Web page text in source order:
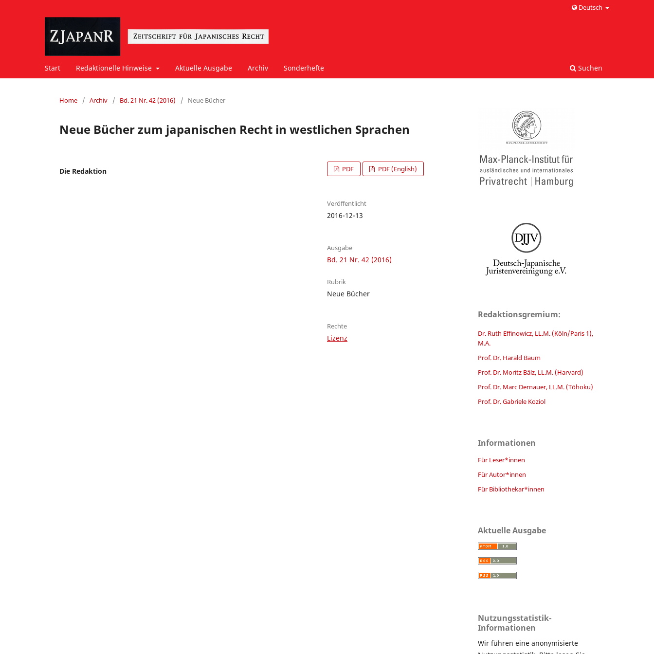
Start Redaktionelle Hinweise Aktuelle Ausgabe Archiv Sonderhefte Suchen
Deutsch
Home / Archiv / Bd. 21 Nr. 42 (2016) / Neue Bücher
Neue Bücher zum japanischen Recht in westlichen Sprachen
Die Redaktion PDF PDF (English)
Veröffentlicht
2016-12-13
Ausgabe
Bd. 21 Nr. 42 (2016)
Rubrik
Neue Bücher
Rechte
Lizenz
Redaktionsgremium:
Dr. Ruth Effinowicz, LL.M. (Köln/Paris 1),
M.A.
Prof. Dr. Harald Baum
Prof. Dr. Moritz Bälz, LL.M. (Harvard)
Prof. Dr. Marc Dernauer, LL.M. (Tōhoku)
Prof. Dr. Gabriele Koziol
Informationen
Für Leser*innen
Für Autor*innen
Für Bibliothekar*innen
Aktuelle Ausgabe
Nutzungsstatistik-
Informationen
Wir führen eine anonymisierte